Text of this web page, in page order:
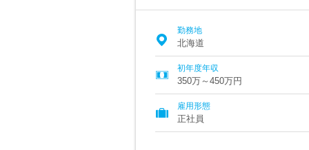
勤務地
北海道
初年度年収
350万～450万円
雇用形態
正社員